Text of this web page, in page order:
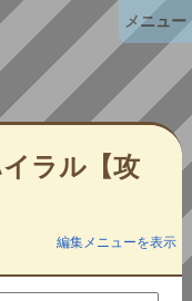
ラル【攻
編集メニューを表示
メニュー